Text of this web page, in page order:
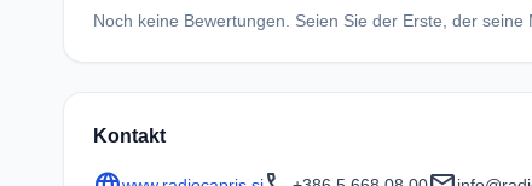
Noch keine Bewertungen. Seien Sie der Erste, der seine
Kontakt